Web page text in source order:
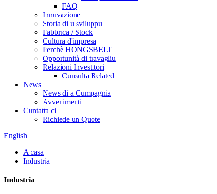
FAQ
Innuvazione
Storia di u sviluppu
Fabbrica / Stock
Cultura d'impresa
Perchè HONGSBELT
Opportunità di travagliu
Relazioni Investitori
Cunsulta Related
News
News di a Cumpagnia
Avvenimenti
Cuntatta ci
Richiede un Quote
English
A casa
Industria
Industria